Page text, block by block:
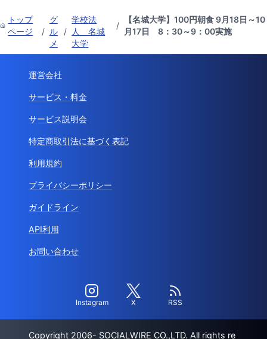
トップ
ページ
/
グ
ル
メ
/
学校法
人 名城
大学
/
【名城大学】100円朝食 9月18日～10
月17日 8：30～9：00実施
運営会社
サービス・料金
サービス説明会
特定商取引法に基づく表記
利用規約
プライバシーポリシー
ガイドライン
API利用
お問い合わせ
Instagram X RSS
Copyright 2006- SOCIALWIRE CO.,LTD. All rights re